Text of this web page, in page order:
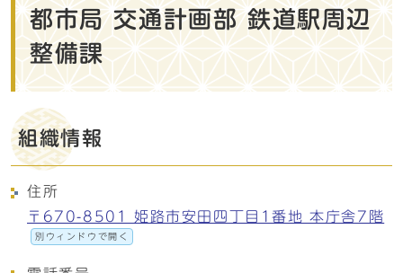
都市局 交通計画部 鉄道駅周辺
整備課
組織情報
住所
〒670-8501 姫路市安田四丁目1番地 本庁舎7階
別ウィンドウで開く